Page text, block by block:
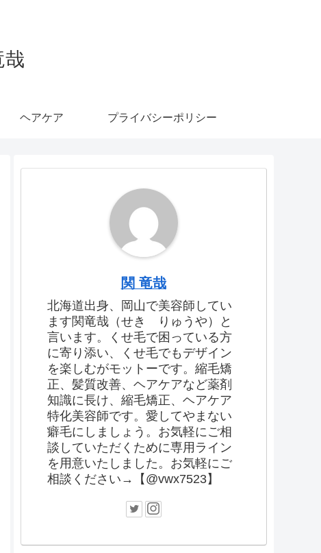
ヘアケア プライバシーポリシー
関 竜哉
北海道出身、岡山で美容師してい
ます関竜哉（せき りゅうや）と
言います。くせ毛で困っている方
に寄り添い、くせ毛でもデザイン
を楽しむがモットーです。縮毛矯
正、髪質改善、ヘアケアなど薬剤
知識に長け、縮毛矯正、ヘアケア
特化美容師です。愛してやまない
癖毛にしましょう。お気軽にご相
談していただくために専用ライン
を用意いたしました。お気軽にご
相談ください→【@vwx7523】